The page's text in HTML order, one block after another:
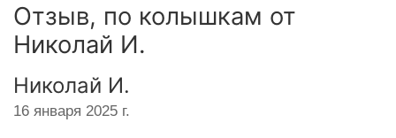
Отзыв, по колышкам от
Николай И.
Николай И.
16 января 2025 г.